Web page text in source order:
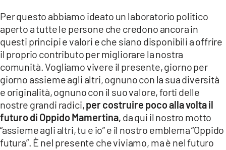
Per questo abbiamo ideato un laboratorio politico
aperto a tutte le persone che credono ancora in
questi principi e valori e che siano disponibili a offrire
il proprio contributo per migliorare la nostra
comunità. Vogliamo vivere il presente, giorno per
giorno assieme agli altri, ognuno con la sua diversità
e originalità, ognuno con il suo valore, forti delle
nostre grandi radici,per costruire poco alla volta il
futuro di Oppido Mamertina, da qui il nostro motto
“assieme agli altri, tu e io” e il nostro emblema “Oppido
futura”. È nel presente che viviamo, ma è nel futuro